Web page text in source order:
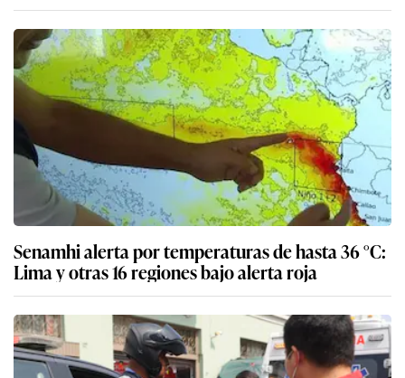
Senamhi alerta por temperaturas de hasta 36 °C:
Lima y otras 16 regiones bajo alerta roja